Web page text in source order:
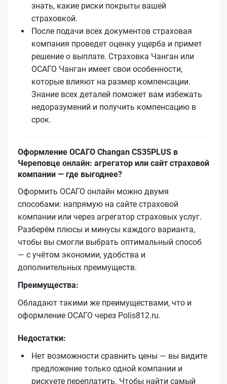
знать, какие риски покрыты вашей
страховкой.
После подачи всех документов страховая
компания проведет оценку ущерба и примет
решение о выплате. Страховка Чанган или
ОСАГО Чанган имеет свои особенности,
которые влияют на размер компенсации.
Знание всех деталей поможет вам избежать
недоразумений и получить компенсацию в
срок.
Оформление ОСАГО Changan CS35PLUS в
Череповце онлайн: агрегатор или сайт страховой
компании — где выгоднее?
Оформить ОСАГО онлайн можно двумя
способами: напрямую на сайте страховой
компании или через агрегатор страховых услуг.
Разберём плюсы и минусы каждого варианта,
чтобы вы смогли выбрать оптимальный способ
— с учётом экономии, удобства и
дополнительных преимуществ.
Преимущества:
Обладают такими же преимуществами, что и
оформление ОСАГО через Polis812.ru.
Недостатки:
Нет возможности сравнить цены — вы видите
предложение только одной компании и
рискуете переплатить. Чтобы найти самый